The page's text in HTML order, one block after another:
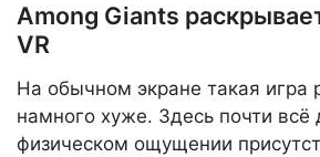
Among Giants
VR
На обычном экране такая игра
намного хуже. Здесь почти всё
физическом ощущении